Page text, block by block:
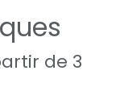
de 3